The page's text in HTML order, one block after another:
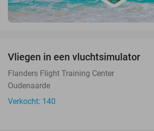
Vliegen in een vluchtsimulator
Flanders Flight Training Center
Oudenaarde
Verkocht: 140